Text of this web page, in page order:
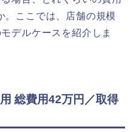
。ここでは、店舗の規模
デルケースを紹介しま
総費用42万円／取得